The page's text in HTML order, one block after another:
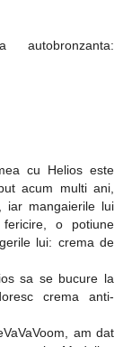
cu Helios este
acum multi ani,
iar mangaierile lui
o potiune
lui: crema de
sa se bucure la
crema anti-
am dat